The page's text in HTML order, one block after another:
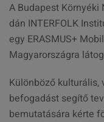
A Budapest
dán INTERFOLK
egy ERASMUS+
Magyarországra
Különböző
befogadást segítő
bemutatására kérte